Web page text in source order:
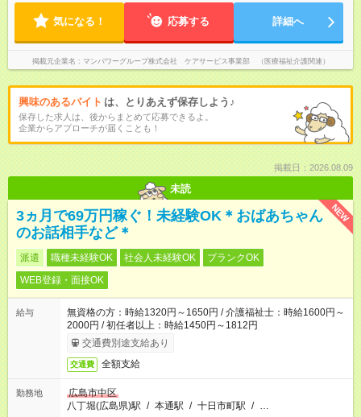
気になる！ 応募する 詳細へ
掲載元企業名 マンパワーグループ株式会社 ケアサービス事業部 （医療福祉介護関連）
興味のあるバイト は、とりあえず保存しよう♪
保存した求人は、後からまとめて応募できるよ。
企業からアプローチが届くことも！
掲載日：2026.08.09
未読
NEW
3ヵ月で69万円稼ぐ！未経験OK＊おばあちゃん
のお話相手など＊
派遣 職種未経験OK 社会人未経験OK
ブランクOK
WEB登録・面接OK
給与
無資格の方：時給1320円～1650円 / 介護福祉士：時給1600円～
2000円 / 初任者以上：時給1450円～1812円
交通費別途支給あり
交通費 全額支給
勤務地
広島市中区
八丁堀(広島県)駅 / 本通駅 / 十日市町駅 / …